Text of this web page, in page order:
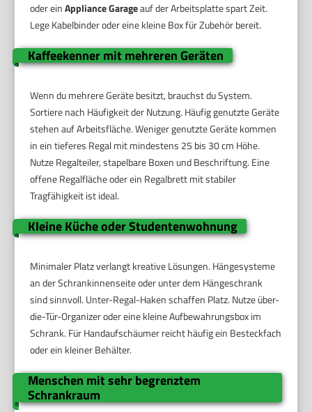
oder einAppliance Garageauf der Arbeitsplatte spart Zeit.
Lege Kabelbinder oder eine kleine Box für Zubehör bereit.
Kaffeekenner mit mehreren Geräten
Wenn du mehrere Geräte besitzt, brauchst du System.
Sortiere nach Häufigkeit der Nutzung. Häufig genutzte Geräte
stehen auf Arbeitsfläche. Weniger genutzte Geräte kommen
in ein tieferes Regal mit mindestens 25 bis 30 cm Höhe.
Nutze Regalteiler, stapelbare Boxen und Beschriftung. Eine
offene Regalfläche oder ein Regalbrett mit stabiler
Tragfähigkeit ist ideal.
Kleine Küche oder Studentenwohnung
Minimaler Platz verlangt kreative Lösungen. Hängesysteme
an der Schrankinnenseite oder unter dem Hängeschrank
sind sinnvoll. Unter-Regal-Haken schaffen Platz. Nutze über-
die-Tür-Organizer oder eine kleine Aufbewahrungsbox im
Schrank. Für Handaufschäumer reicht häufig ein Besteckfach
oder ein kleiner Behälter.
Menschen mit sehr begrenztem
Schrankraum